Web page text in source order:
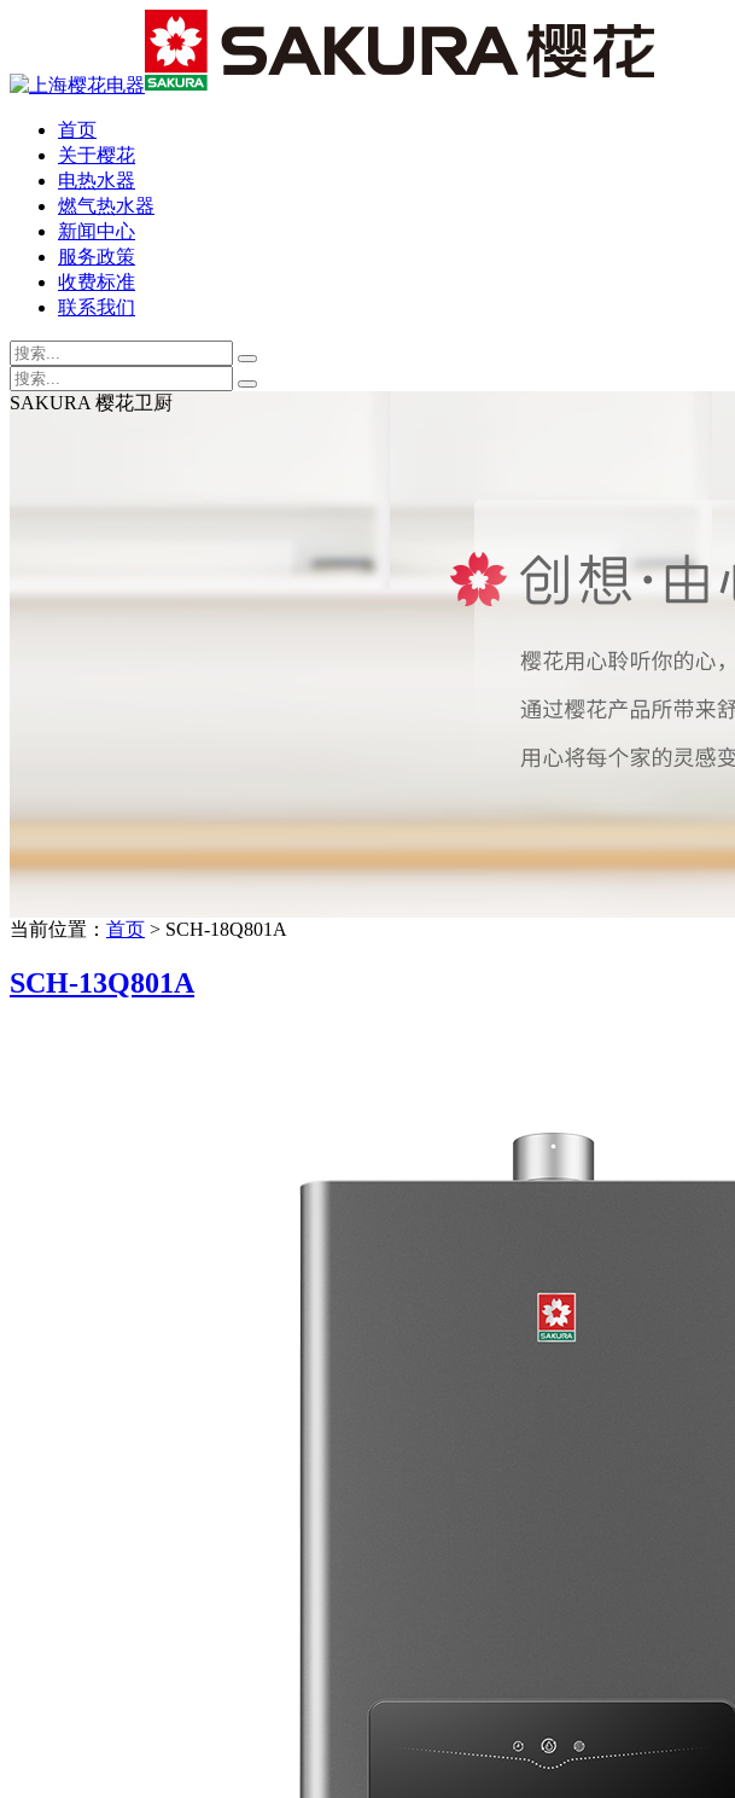
首页
关于樱花
电热水器
燃气热水器
新闻中心
服务政策
收费标准
联系我们
SAKURA 樱花卫厨
当前位置： 首页 > SCH-18Q801A
SCH-13Q801A